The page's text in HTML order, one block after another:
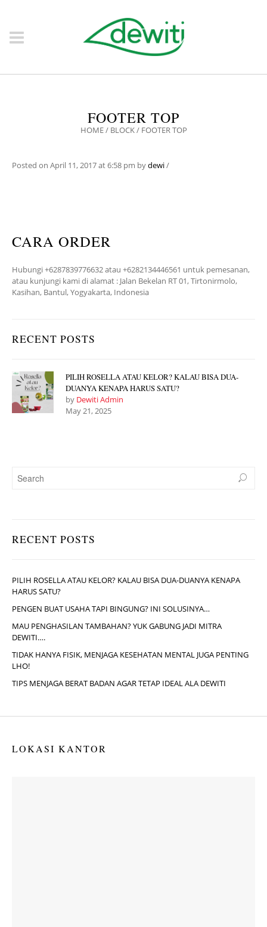
FOOTER TOP
HOME/ BLOCK/ FOOTER TOP
RECENT POSTS
PILIH ROSELLA ATAU KELOR? KALAU BISA DUA-DUANYA KENAPA
HARUS SATU?
PENGEN BUAT USAHA TAPI BINGUNG? INI SOLUSINYA…
MAU PENGHASILAN TAMBAHAN? YUK GABUNG JADI MITRA
DEWITI….
TIDAK HANYA FISIK, MENJAGA KESEHATAN MENTAL JUGA PENTING
LHO!
TIPS MENJAGA BERAT BADAN AGAR TETAP IDEAL ALA DEWITI
Posted on April 11, 2017at 6:58 pm bydewi/
CARA ORDER
Hubungi +6287839776632 atau +6282134446561 untuk pemesanan,
atau kunjungi kami di alamat : Jalan Bekelan RT 01, Tirtonirmolo,
Kasihan, Bantul, Yogyakarta, Indonesia
RECENT POSTS
PILIH ROSELLA ATAU KELOR? KALAU BISA DUA-
DUANYA KENAPA HARUS SATU?
by Dewiti Admin
May 21, 2025
LOKASI KANTOR